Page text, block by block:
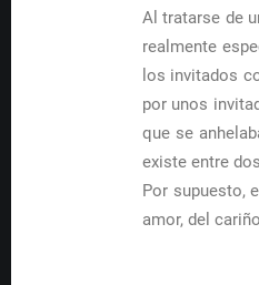
Al tratarse de
realmente
los invitados
por unos
que se
existe entre
Por supuesto,
amor, del